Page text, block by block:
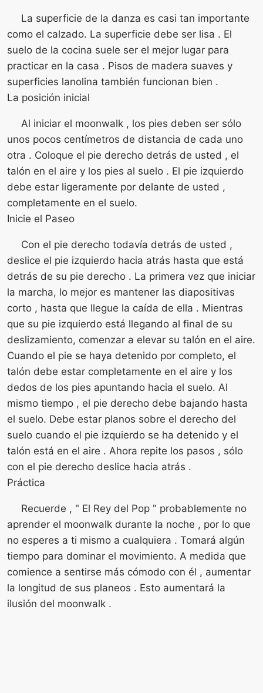
La superficie de la danza es casi tan importante
como el calzado. La superficie debe ser lisa . El
suelo de la cocina suele ser el mejor lugar para
practicar en la casa . Pisos de madera suaves y
superficies lanolina también funcionan bien .
La posición inicial
Al iniciar el moonwalk , los pies deben ser sólo
unos pocos centímetros de distancia de cada uno
otra . Coloque el pie derecho detrás de usted , el
talón en el aire y los pies al suelo . El pie izquierdo
debe estar ligeramente por delante de usted ,
completamente en el suelo.
Inicie el Paseo
Con el pie derecho todavía detrás de usted ,
deslice el pie izquierdo hacia atrás hasta que está
detrás de su pie derecho . La primera vez que iniciar
la marcha, lo mejor es mantener las diapositivas
corto , hasta que llegue la caída de ella . Mientras
que su pie izquierdo está llegando al final de su
deslizamiento, comenzar a elevar su talón en el aire.
Cuando el pie se haya detenido por completo, el
talón debe estar completamente en el aire y los
dedos de los pies apuntando hacia el suelo. Al
mismo tiempo , el pie derecho debe bajando hasta
el suelo. Debe estar planos sobre el derecho del
suelo cuando el pie izquierdo se ha detenido y el
talón está en el aire . Ahora repite los pasos , sólo
con el pie derecho deslice hacia atrás .
Práctica
Recuerde , " El Rey del Pop " probablemente no
aprender el moonwalk durante la noche , por lo que
no esperes a ti mismo a cualquiera . Tomará algún
tiempo para dominar el movimiento. A medida que
comience a sentirse más cómodo con él , aumentar
la longitud de sus planeos . Esto aumentará la
ilusión del moonwalk .